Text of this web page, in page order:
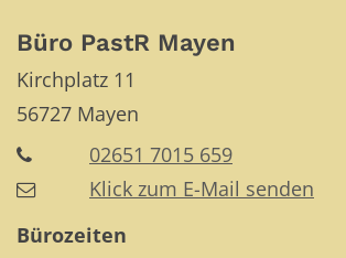
Büro PastR Mayen
Kirchplatz 11
56727 Mayen
02651 7015 659
Klick zum E-Mail senden
Bürozeiten